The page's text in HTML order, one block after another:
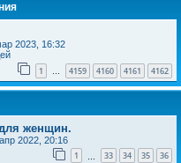
2023, 16:32
1 … 4159 4160 4161 4162
женщин.
2022, 20:16
1 33 34 35 36